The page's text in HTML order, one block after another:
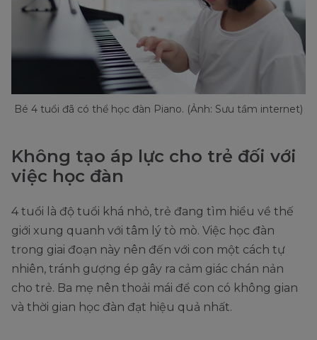
Bé 4 tuổi đã có thể học đàn Piano. (Ảnh: Sưu tầm internet)
Không tạo áp lực cho trẻ đối với
việc học đàn
4 tuổi là độ tuổi khá nhỏ, trẻ đang tìm hiểu về thế
giới xung quanh với tâm lý tò mò. Việc học đàn
trong giai đoạn này nên đến với con một cách tự
nhiên, tránh gượng ép gây ra cảm giác chán nản
cho trẻ. Ba mẹ nên thoải mái để con có không gian
và thời gian học đàn đạt hiệu quả nhất.